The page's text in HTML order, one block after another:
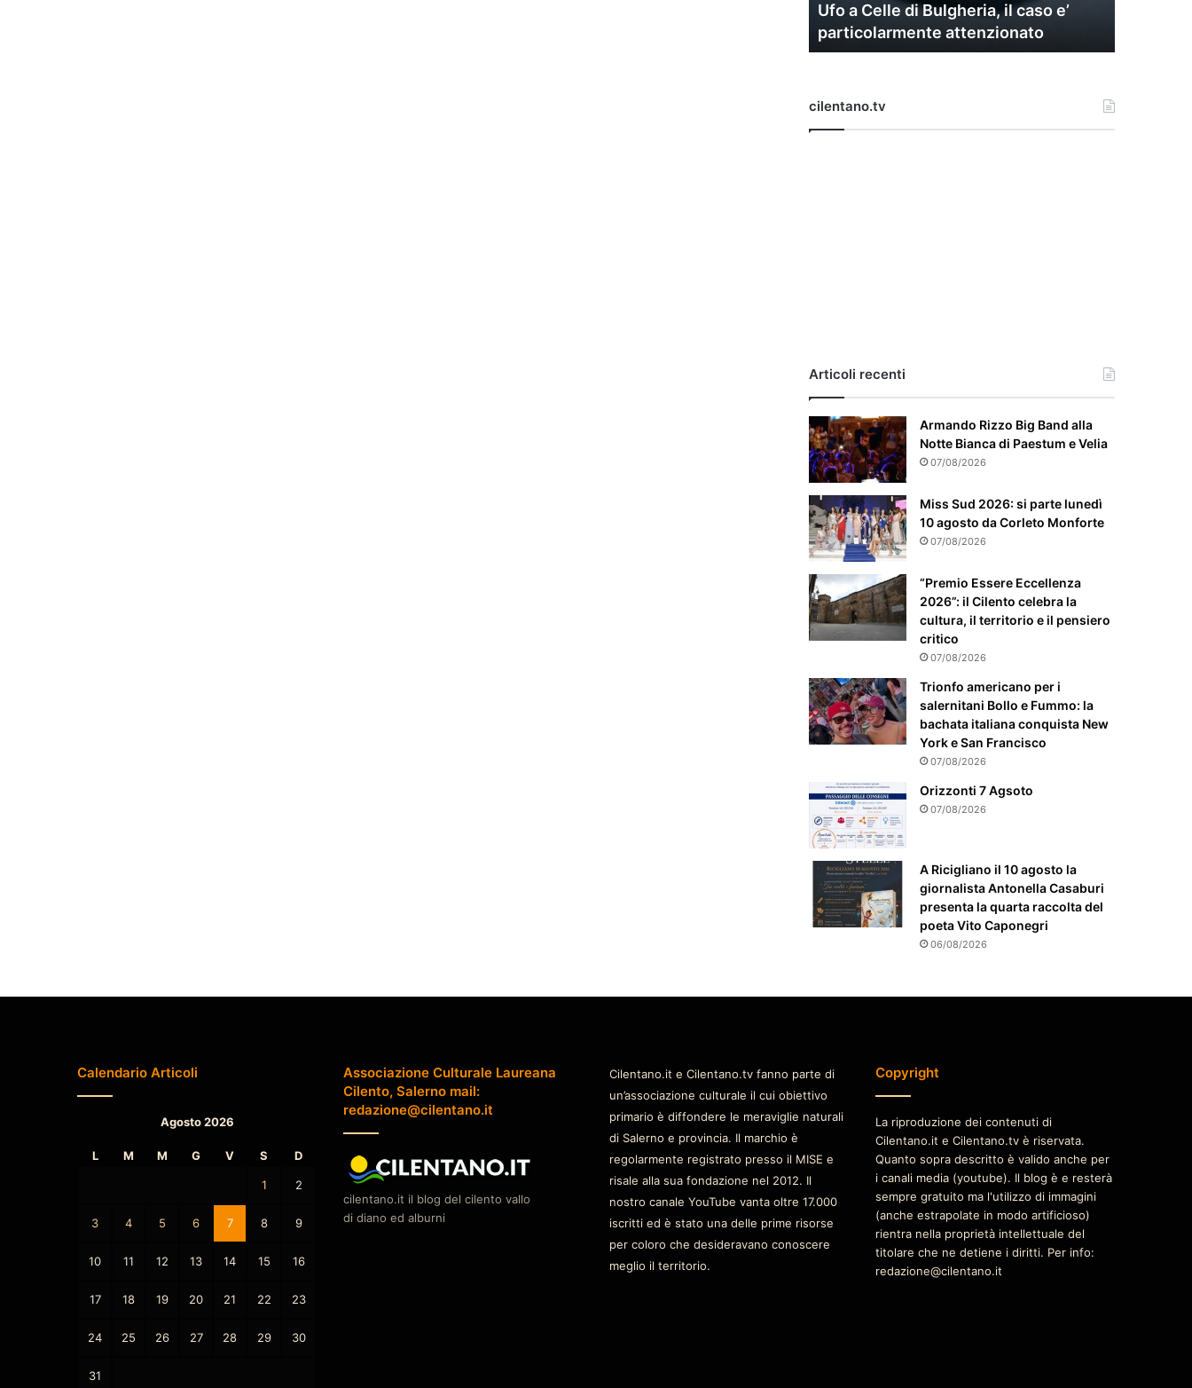
i
l
g
e
a
r
t
i
c
o
l
a
r
m
e
n
a
t
t
e
z
i
o
n
Ufo a Celle di Bulgheria, il caso e’
particolarmente attenzionato
cilentano.tv
Articoli recenti
Armando Rizzo Big Band alla
Notte Bianca di Paestum e Velia
07/08/2026
Miss Sud 2026: si parte lunedì
10 agosto da Corleto Monforte
07/08/2026
“Premio Essere Eccellenza
2026”: il Cilento celebra la
cultura, il territorio e il pensiero
critico
07/08/2026
Trionfo americano per i
salernitani Bollo e Fummo: la
bachata italiana conquista New
York e San Francisco
07/08/2026
Orizzonti 7 Agsoto
07/08/2026
A Ricigliano il 10 agosto la
giornalista Antonella Casaburi
presenta la quarta raccolta del
poeta Vito Caponegri
06/08/2026
Calendario Articoli
Agosto 2026
L M M G V S D
1 2
3 4 5 6 7 8 9
10 11 12 13 14 15 16
17 18 19 20 21 22 23
24 25 26 27 28 29 30
31
Associazione Culturale Laureana
Cilento, Salerno mail:
redazione@cilentano.it
cilentano.it il blog del cilento vallo
di diano ed alburni
Cilentano.it e Cilentano.tv fanno parte di
un’associazione culturale il cui obiettivo
primario è diffondere le meraviglie naturali
di Salerno e provincia. Il marchio è
regolarmente registrato presso il MISE e
risale alla sua fondazione nel 2012. Il
nostro canale YouTube vanta oltre 17.000
iscritti ed è stato una delle prime risorse
per coloro che desideravano conoscere
meglio il territorio.
Copyright
La riproduzione dei contenuti di
Cilentano.it e Cilentano.tv è riservata.
Quanto sopra descritto è valido anche per
i canali media (youtube). Il blog è e resterà
sempre gratuito ma l'utilizzo di immagini
(anche estrapolate in modo artificioso)
rientra nella proprietà intellettuale del
titolare che ne detiene i diritti. Per info:
redazione@cilentano.it